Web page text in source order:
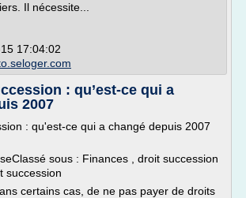
Il nécessite...
17:04:02
: qu’est-ce qui a
2007
: qu'est-ce qui a changé depuis 2007
sous : Finances , droit succession
succession
certains cas, de ne pas payer de droits